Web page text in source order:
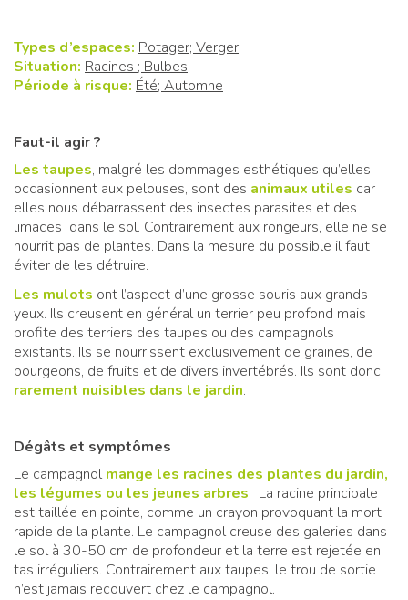
Types d’espaces: Potager; Verger
Situation: Racines ; Bulbes
Période à risque: Été; Automne
Faut-il agir ?
Les taupes, malgré les dommages esthétiques qu’elles
occasionnent aux pelouses, sont des animaux utiles car
elles nous débarrassent des insectes parasites et des
limaces dans le sol. Contrairement aux rongeurs, elle ne se
nourrit pas de plantes. Dans la mesure du possible il faut
éviter de les détruire.
Les mulots ont l’aspect d’une grosse souris aux grands
yeux. Ils creusent en général un terrier peu profond mais
profite des terriers des taupes ou des campagnols
existants. Ils se nourrissent exclusivement de graines, de
bourgeons, de fruits et de divers invertébrés. Ils sont donc
rarement nuisibles dans le jardin.
Dégâts et symptômes
Le campagnol mange les racines des plantes du jardin,
les légumes ou les jeunes arbres. La racine principale
est taillée en pointe, comme un crayon provoquant la mort
rapide de la plante. Le campagnol creuse des galeries dans
le sol à 30-50 cm de profondeur et la terre est rejetée en
tas irréguliers. Contrairement aux taupes, le trou de sortie
n’est jamais recouvert chez le campagnol.